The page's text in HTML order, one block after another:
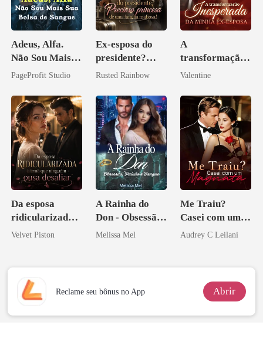
Adeus, Alfa.
Não Sou Mais
Sua Bolsa de
PageProfit Studio
Ex-esposa do
presidente?
Preciosa
família
mafiosa!
Rusted Rainbow
A
transformação
inesperada da
esposa
Valentine
Da esposa
ridicularizada à
irmã que
Velvet Piston
A Rainha do
Don - Obsessão,
Paixão e Sangue
Melissa Mel
Me Traiu?
Casei com um
Magnata
Audrey C Leilani
Reclame seu bônus no App Abrir